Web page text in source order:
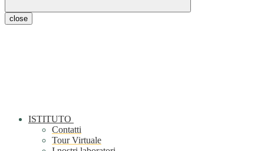
close
ISTITUTO
Contatti
Tour Virtuale